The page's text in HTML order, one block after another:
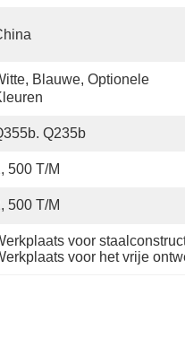
Blauwe, Optionele
Q235b
500 T/M
500 T/M
voor
voor het vrije